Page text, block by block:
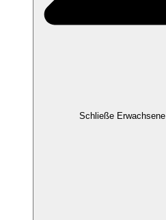
Schließe Erwachsene